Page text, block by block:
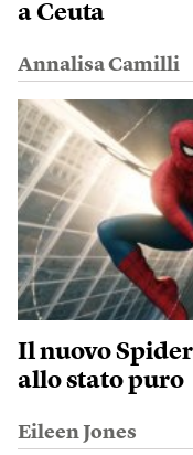
a Ceuta
Annalisa Camilli
Il nuovo
allo stato puro
Eileen Jones